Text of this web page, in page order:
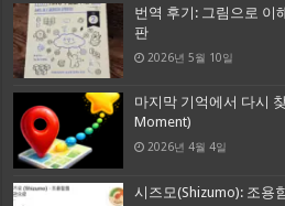
번역 후기: 그림으로 이
판
2026년 5월 10일
마지막 기억에서 다시
Moment)
2026년 4월 4일
시즈모(Shizumo): 조용